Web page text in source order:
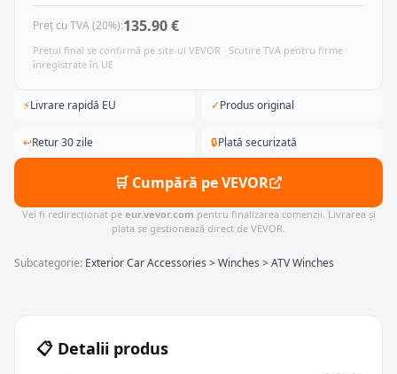
Preț cu TVA (20%):135.90 €
Prețul final se confirmă pe site-ul VEVOR · Scutire TVA pentru firme
înregistrate în UE
⚡Livrare rapidă EU ✓Produs original
↩Retur 30 zile 🔒Plată securizată
🛒 Cumpără pe VEVOR
Vei fi redirecționat pe eur.vevor.com pentru finalizarea comenzii. Livrarea și
plata se gestionează direct de VEVOR.
Subcategorie: Exterior Car Accessories > Winches > ATV Winches
📋 Detalii produs